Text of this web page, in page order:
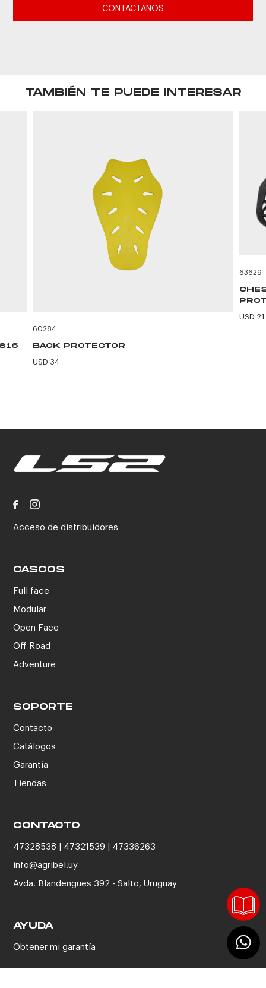
CONTACTANOS
TAMBIÉN TE PUEDE INTERESAR
60284
BACK PROTECTOR
USD 34
63629
USD 21
Acceso de distribuidores
CASCOS
Full face
Modular
Open Face
Off Road
Adventure
SOPORTE
Contacto
Catálogos
Garantía
Tiendas
CONTACTO
47328538 | 47321539 | 47336263
info@agribel.uy
Avda. Blandengues 392 - Salto, Uruguay
AYUDA
Obtener mi garantía